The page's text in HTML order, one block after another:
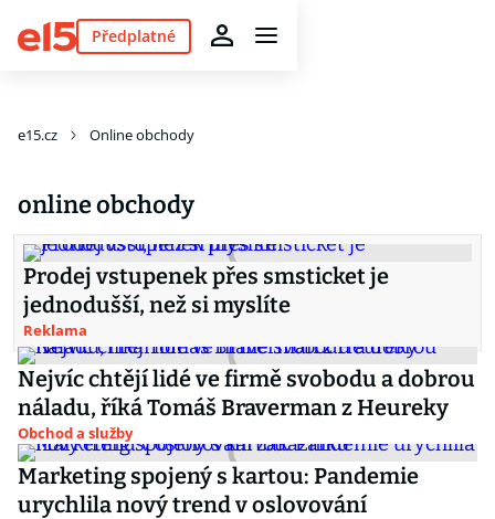
Předplatné
e15.cz Online obchody
online obchody
Prodej vstupenek přes smsticket je
jednodušší, než si myslíte
Reklama
Nejvíc chtějí lidé ve firmě svobodu a dobrou
náladu, říká Tomáš Braverman z Heureky
Obchod a služby
Marketing spojený s kartou: Pandemie
urychlila nový trend v oslovování